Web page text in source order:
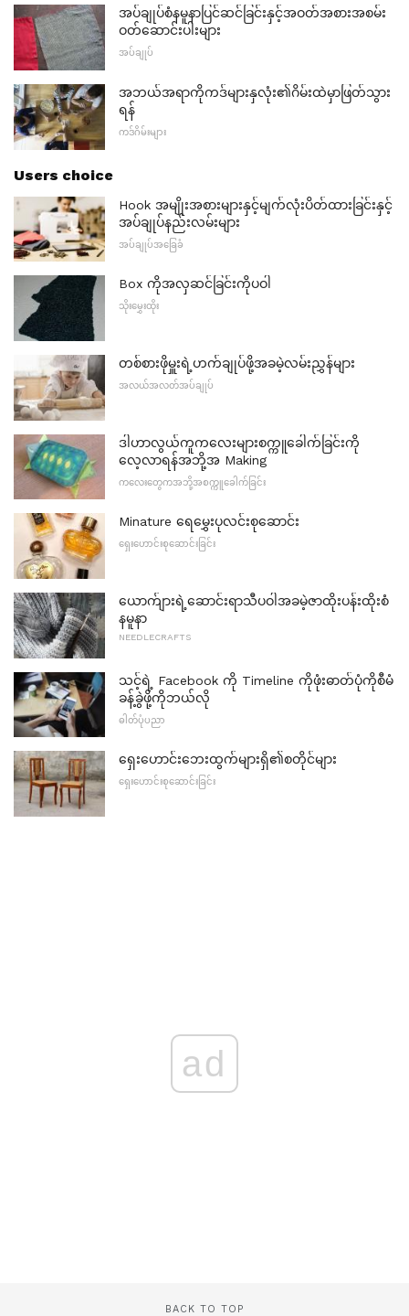
အပ်ချုပ်စံနမူနာပြင်ဆင်ခြင်းနှင့်အဝတ်အစားအစမ်း
ဝတ်ဆောင်းပါးများ
အပ်ချုပ်
အဘယ်အရာကိုကဒ်များနှလုံး၏ဂိမ်းထဲမှာဖြတ်သွား
ရန်
ကဒ်ဂိမ်းများ
Users choice
Hook အမျိုးအစားများနှင့်မျက်လုံးပိတ်ထားခြင်းနှင့်
အပ်ချုပ်နည်းလမ်းများ
အပ်ချုပ်အခြေခံ
Box ကိုအလှဆင်ခြင်းကိုပဝါ
သိုးမွှေးထိုး
တစ်စားဖိုမှူးရဲ့ဟက်ချုပ်ဖို့အခမဲ့လမ်းညွှန်များ
အလယ်အလတ်အပ်ချုပ်
ဒါဟာလွယ်ကူကလေးများစက္ကူခေါက်ခြင်းကို
လေ့လာရန်အဘို့အ Making
ကလေးတွေကအဘို့အစက္ကူခေါက်ခြင်း
Minature ရေမွှေးပုလင်းစုဆောင်း
ရှေးဟောင်းစုဆောင်းခြင်း
ယောက်ျားရဲ့ဆောင်းရာသီပဝါအခမဲ့ဇာထိုးပန်းထိုးစံ
နမူနာ
NEEDLECRAFTS
သင့်ရဲ့ Facebook ကို Timeline ကိုဖုံးဓာတ်ပုံကိုစီမံ
ခန့်ခွဲဖို့ကိုဘယ်လို
ဓါတ်ပုံပညာ
ရှေးဟောင်းဘေးထွက်များရှိ၏စတိုင်များ
ရှေးဟောင်းစုဆောင်းခြင်း
ad
BACK TO TOP